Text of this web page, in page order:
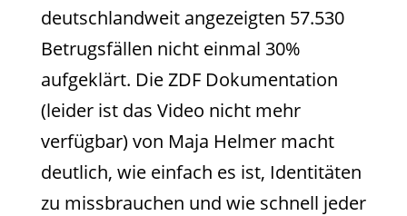
deutschlandweit angezeigten 57.530
Betrugsfällen nicht einmal 30%
aufgeklärt. Die ZDF Dokumentation
(leider ist das Video nicht mehr
verfügbar) von Maja Helmer macht
deutlich, wie einfach es ist, Identitäten
zu missbrauchen und wie schnell jeder